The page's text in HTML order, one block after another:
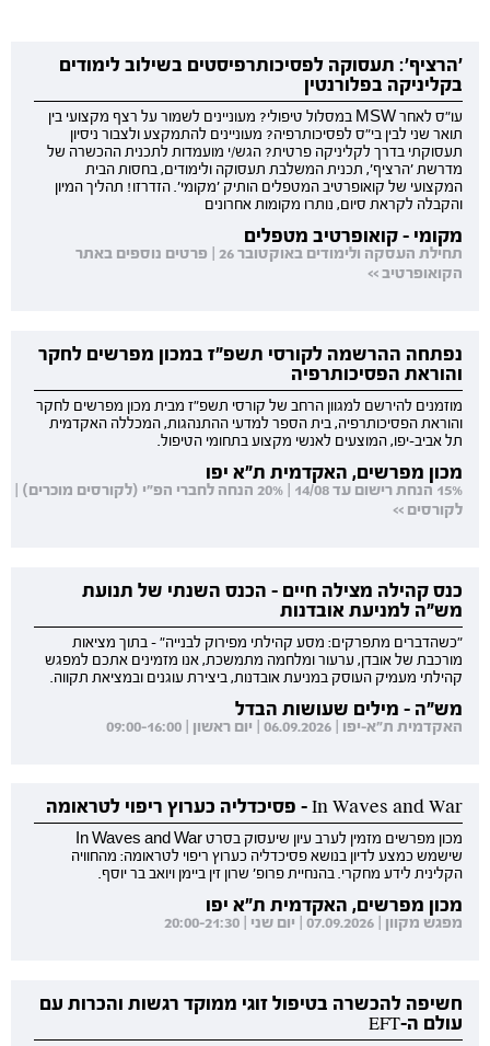
'הרציף': תעסוקה לפסיכותרפיסטים בשילוב לימודים
בקליניקה בפלורנטין
עו"ס לאחר MSW במסלול טיפולי? מעוניינים לשמור על רצף מקצועי בין
תואר שני לבין בי"ס לפסיכותרפיה? מעוניינים להתמקצע ולצבור ניסיון
תעסוקתי בדרך לקליניקה פרטית? הגש/י מועמדות לתכנית ההכשרה של
מדרשת 'הרציף', תכנית המשלבת תעסוקה ולימודים, בחסות הבית
המקצועי של קואופרטיב המטפלים הותיק 'מקומי'. הזדרזו! תהליך המיון
והקבלה לקראת סיום, נותרו מקומות אחרונים
מקומי - קואופרטיב מטפלים
תחילת העסקה ולימודים באוקטובר 26 | פרטים נוספים באתר
הקואופרטיב >>
נפתחה ההרשמה לקורסי תשפ"ז במכון מפרשים לחקר
והוראת הפסיכותרפיה
מוזמנים להירשם למגוון הרחב של קורסי תשפ"ז מבית מכון מפרשים לחקר
והוראת הפסיכותרפיה, בית הספר למדעי ההתנהגות, המכללה האקדמית
תל אביב-יפו, המוצעים לאנשי מקצוע בתחומי הטיפול.
מכון מפרשים, האקדמית ת"א יפו
15% הנחת רישום עד 14/08 | 20% הנחה לחברי הפ"י (לקורסים מוכרים) |
לקורסים >>
כנס קהילה מצילה חיים - הכנס השנתי של תנועת
מש"ה למניעת אובדנות
"כשהדברים מתפרקים: מסע קהילתי מפירוק לבנייה" - בתוך מציאות
מורכבת של אובדן, ערעור ומלחמה מתמשכת, אנו מזמינים אתכם למפגש
קהילתי מעמיק העוסק במניעת אובדנות, ביצירת עוגנים ובמציאת תקווה.
מש"ה - מילים שעושות הבדל
האקדמית ת"א-יפו | 06.09.2026 | יום ראשון | 09:00-16:00
In Waves and War - פסיכדליה כערוץ ריפוי לטראומה
מכון מפרשים מזמין לערב עיון שיעסוק בסרט In Waves and War
שישמש כמצע לדיון בנושא פסיכדליה כערוץ ריפוי לטראומה: מהחוויה
הקלינית לידע מחקרי. בהנחיית פרופ' שרון זין ביימן ויואב בר יוסף.
מכון מפרשים, האקדמית ת"א יפו
מפגש מקוון | 07.09.2026 | יום שני | 20:00-21:30
חשיפה להכשרה בטיפול זוגי ממוקד רגשות והכרות עם
עולם ה-EFT